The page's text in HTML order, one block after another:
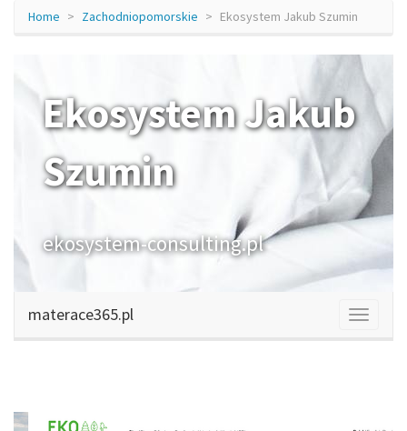
Home Zachodniopomorskie Ekosystem Jakub Szumin
Ekosystem Jakub
Szumin
ekosystem-consulting.pl
materace365.pl